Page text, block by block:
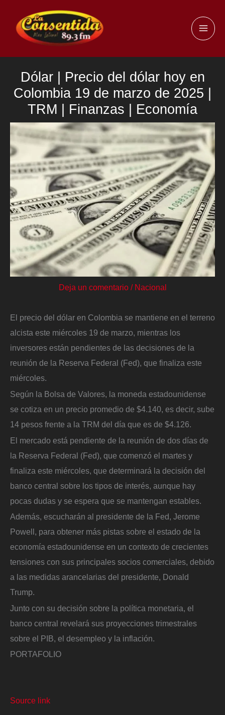
contenido
Dólar | Precio del dólar hoy en
Colombia 19 de marzo de 2025 |
TRM | Finanzas | Economía
Deja un comentario / Nacional
El precio del dólar en Colombia se mantiene en el terreno
alcista este miércoles 19 de marzo, mientras los
inversores están pendientes de las decisiones de la
reunión de la Reserva Federal (Fed), que finaliza este
miércoles.
Según la Bolsa de Valores, la moneda estadounidense
se cotiza en un precio promedio de $4.140, es decir, sube
14 pesos frente a la TRM del día que es de $4.126.
El mercado está pendiente de la reunión de dos días de
la Reserva Federal (Fed), que comenzó el martes y
finaliza este miércoles, que determinará la decisión del
banco central sobre los tipos de interés, aunque hay
pocas dudas y se espera que se mantengan estables.
Además, escucharán al presidente de la Fed, Jerome
Powell, para obtener más pistas sobre el estado de la
economía estadounidense en un contexto de crecientes
tensiones con sus principales socios comerciales, debido
a las medidas arancelarias del presidente, Donald
Trump.
Junto con su decisión sobre la política monetaria, el
banco central revelará sus proyecciones trimestrales
sobre el PIB, el desempleo y la inflación.
PORTAFOLIO
Source link